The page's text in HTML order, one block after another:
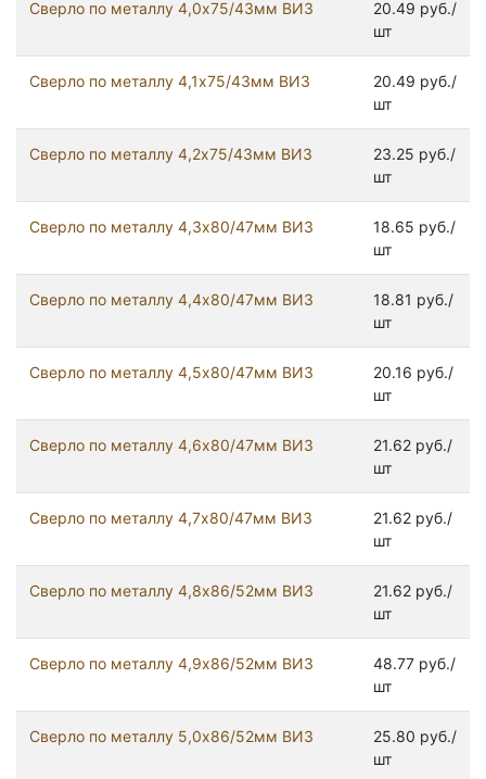
Сверло по металлу 4,0х75/43мм ВИЗ
20.49 руб./
шт
Сверло по металлу 4,1х75/43мм ВИЗ
20.49 руб./
шт
Сверло по металлу 4,2х75/43мм ВИЗ
23.25 руб./
шт
Сверло по металлу 4,3х80/47мм ВИЗ
18.65 руб./
шт
Сверло по металлу 4,4х80/47мм ВИЗ
18.81 руб./
шт
Сверло по металлу 4,5х80/47мм ВИЗ
20.16 руб./
шт
Сверло по металлу 4,6х80/47мм ВИЗ
21.62 руб./
шт
Сверло по металлу 4,7х80/47мм ВИЗ
21.62 руб./
шт
Сверло по металлу 4,8х86/52мм ВИЗ
21.62 руб./
шт
Сверло по металлу 4,9х86/52мм ВИЗ
48.77 руб./
шт
Сверло по металлу 5,0х86/52мм ВИЗ
25.80 руб./
шт